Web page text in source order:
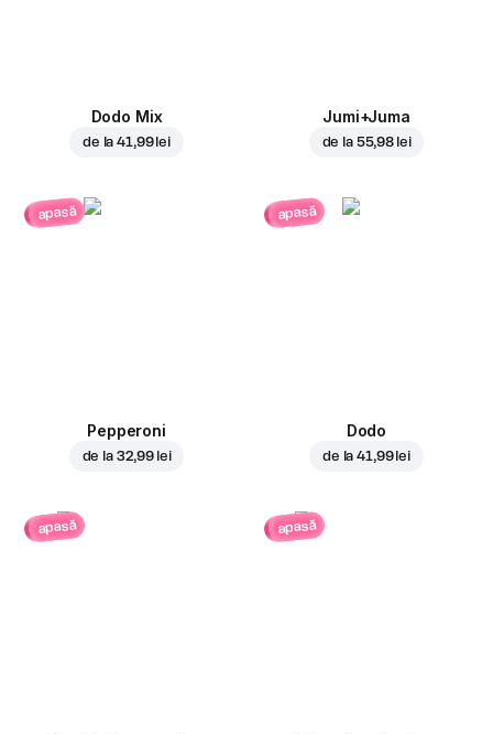
Dodo Mix
de la41,99 lei
Jumi+Juma
de la 55,98 lei
apasă
Pepperoni
de la 32,99 lei
apasă
Dodo
de la41,99 lei
apasă apasă